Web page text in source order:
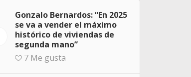
Gonzalo Bernardos: “En 2025
se va a vender el máximo
histórico de viviendas de
segunda mano”
7 Me gusta